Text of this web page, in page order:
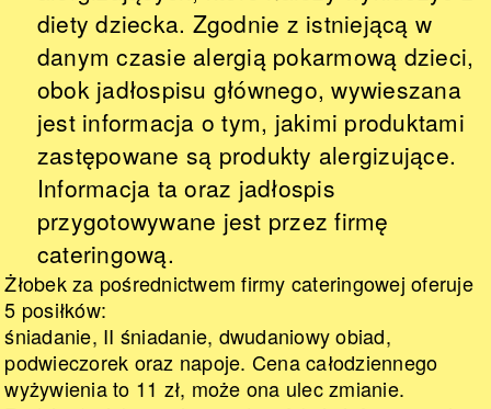
diety dziecka. Zgodnie z istniejącą w
danym czasie alergią pokarmową dzieci,
obok jadłospisu głównego, wywieszana
jest informacja o tym, jakimi produktami
zastępowane są produkty alergizujące.
Informacja ta oraz jadłospis
przygotowywane jest przez firmę
cateringową.
Żłobek za pośrednictwem firmy cateringowej oferuje
5 posiłków:
śniadanie, II śniadanie, dwudaniowy obiad,
podwieczorek oraz napoje. Cena całodziennego
wyżywienia to 11 zł, może ona ulec zmianie.